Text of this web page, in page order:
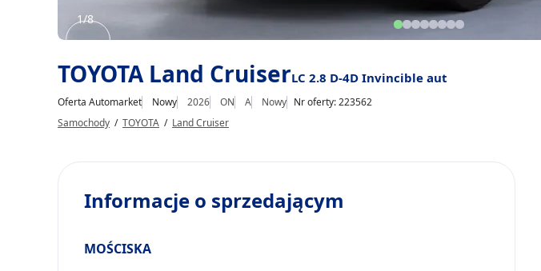
1
of
8
1/8
TOYOTA Land CruiserLC 2.8 D-4D Invincible aut
Oferta Automarket Nowy 2026 ON A Nowy Nr oferty: 223562
Samochody / TOYOTA / Land Cruiser
Informacje o sprzedającym
MOŚCISKA